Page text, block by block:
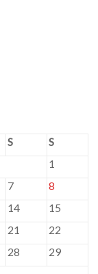
S
S
1
7
8
14
15
21
22
28
29